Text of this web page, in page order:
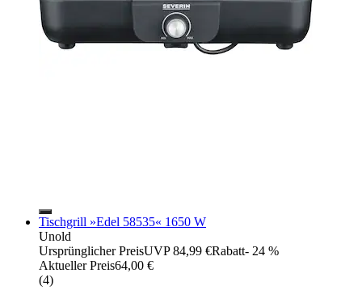
Tischgrill »Edel 58535« 1650 W
Unold
Ursprünglicher PreisUVP 84,99 €Rabatt- 24 %
Aktueller Preis64,00 €
(4)